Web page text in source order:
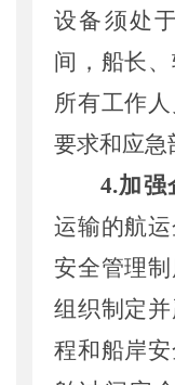
设备须处
间， 船长
所有工作
要求和应急
4.加强
运输的航运
安全管理
组织制定
程和船岸